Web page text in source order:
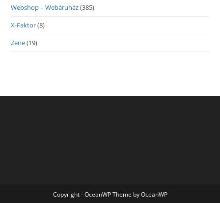
Webshop – Webáruház(385)
X-Faktor(8)
Zene(19)
Copyright - OceanWP Theme by OceanWP